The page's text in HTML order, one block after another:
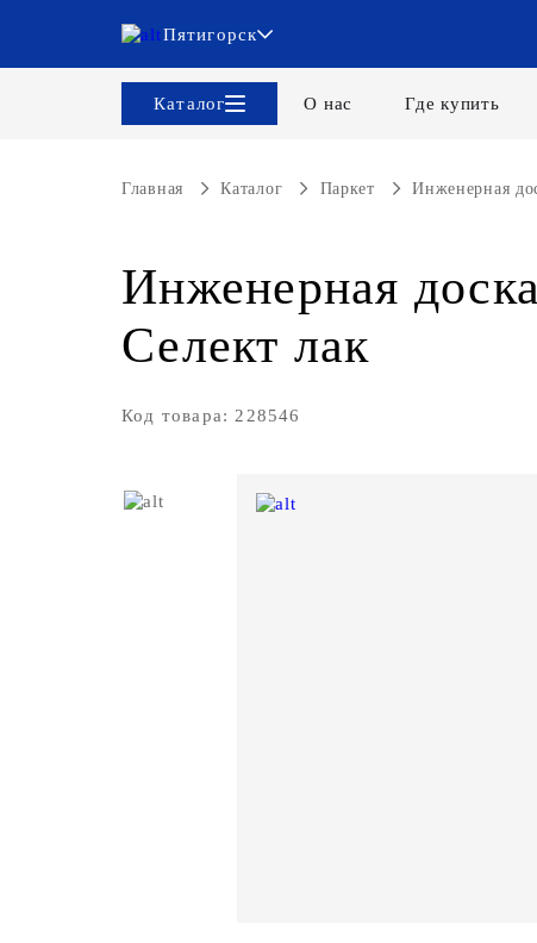
Пятигорск
Каталог О нас Где купить
Главная Каталог Паркет Инженерная
Инженерная
Селект лак
Код товара: 228546